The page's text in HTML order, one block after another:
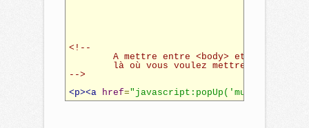
<!--
-->
<p><a href=